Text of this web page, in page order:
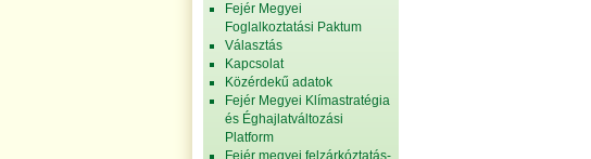
Fejér Megyei
Foglalkoztatási Paktum
Választás
Kapcsolat
Közérdekű adatok
Fejér Megyei Klímastratégia
és Éghajlatváltozási
Platform
Fejér megyei felzárkóztatás-